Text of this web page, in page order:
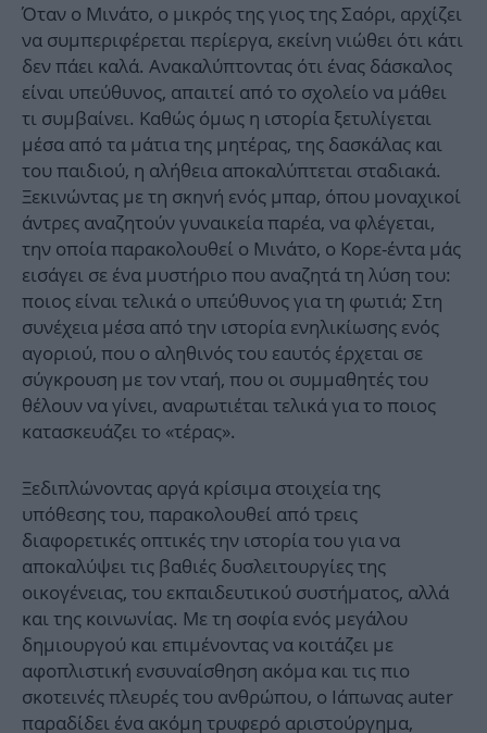
Όταν ο Μινάτο, ο μικρός της γιος της Σαόρι, αρχίζει
να συμπεριφέρεται περίεργα, εκείνη νιώθει ότι κάτι
δεν πάει καλά. Ανακαλύπτοντας ότι ένας δάσκαλος
είναι υπεύθυνος, απαιτεί από το σχολείο να μάθει
τι συμβαίνει. Καθώς όμως η ιστορία ξετυλίγεται
μέσα από τα μάτια της μητέρας, της δασκάλας και
του παιδιού, η αλήθεια αποκαλύπτεται σταδιακά.
Ξεκινώντας με τη σκηνή ενός μπαρ, όπου μοναχικοί
άντρες αναζητούν γυναικεία παρέα, να φλέγεται,
την οποία παρακολουθεί ο Μινάτο, ο Κορε-έντα μάς
εισάγει σε ένα μυστήριο που αναζητά τη λύση του:
ποιος είναι τελικά ο υπεύθυνος για τη φωτιά; Στη
συνέχεια μέσα από την ιστορία ενηλικίωσης ενός
αγοριού, που ο αληθινός του εαυτός έρχεται σε
σύγκρουση με τον νταή, που οι συμμαθητές του
θέλουν να γίνει, αναρωτιέται τελικά για το ποιος
κατασκευάζει το «τέρας».
Ξεδιπλώνοντας αργά κρίσιμα στοιχεία της
υπόθεσης του, παρακολουθεί από τρεις
διαφορετικές οπτικές την ιστορία του για να
αποκαλύψει τις βαθιές δυσλειτουργίες της
οικογένειας, του εκπαιδευτικού συστήματος, αλλά
και της κοινωνίας. Με τη σοφία ενός μεγάλου
δημιουργού και επιμένοντας να κοιτάζει με
αφοπλιστική ενσυναίσθηση ακόμα και τις πιο
σκοτεινές πλευρές του ανθρώπου, ο Ιάπωνας auter
παραδίδει ένα ακόμη τρυφερό αριστούργημα,